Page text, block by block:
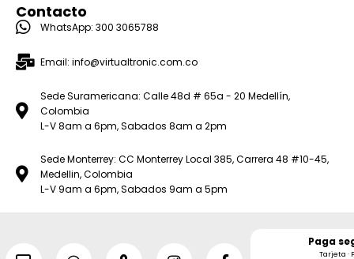
Contacto
WhatsApp: 300 3065788
Email: info@virtualtronic.com.co
Sede Suramericana: Calle 48d # 65a - 20 Medellín,
Colombia
L-V 8am a 6pm, Sabados 8am a 2pm
Sede Monterrey: CC Monterrey Local 385, Carrera 48 #10-45,
Medellin, Colombia
L-V 9am a 6pm, Sabados 9am a 5pm
Paga
Tarjeta ·